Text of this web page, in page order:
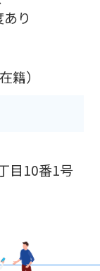
り
）
目10番1号